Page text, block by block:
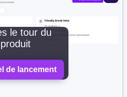
le tour du
produit
de lancement